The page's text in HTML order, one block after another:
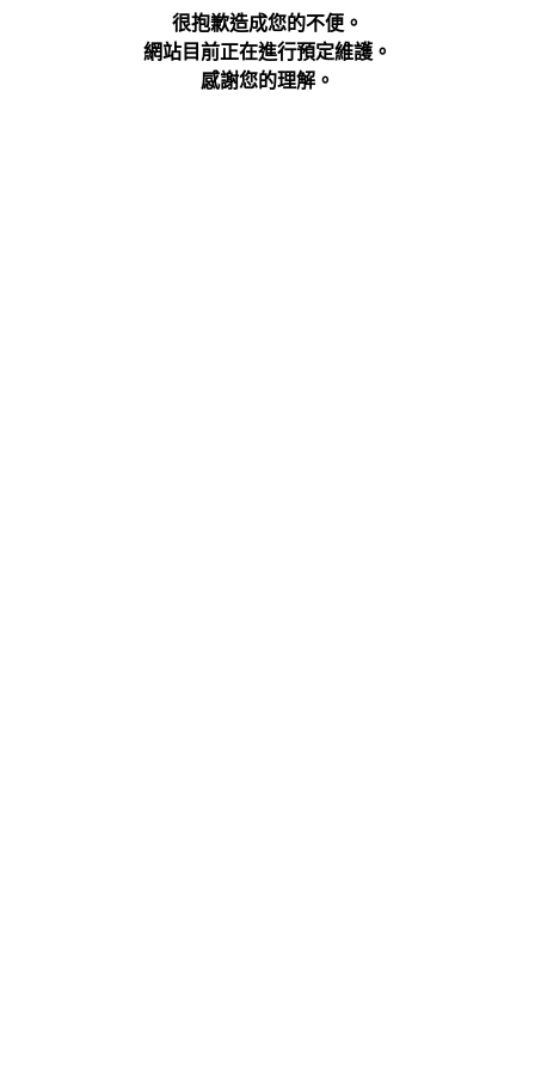
很抱歉造成您的不便。
網站目前正在進行預定維護。
感謝您的理解。